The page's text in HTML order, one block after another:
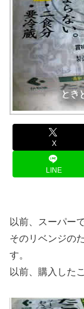
X
LINE
以前、スーパー
そのリベンジの
す。
以前、購入した